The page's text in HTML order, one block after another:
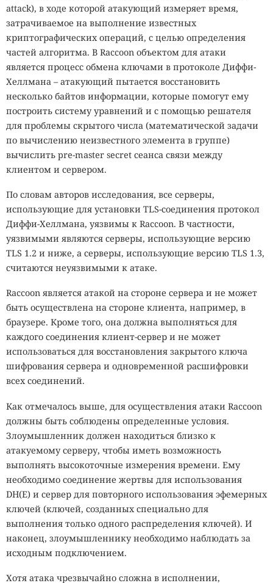
attack), в ходе которой атакующий измеряет время,
затрачиваемое на выполнение известных
криптографических операций, с целью определения
частей алгоритма. В Raccoon объектом для атаки
является процесс обмена ключами в протоколе Диффи-
Хеллмана – атакующий пытается восстановить
несколько байтов информации, которые помогут ему
построить систему уравнений и с помощью решателя
для проблемы скрытого числа (математической задачи
по вычислению неизвестного элемента в группе)
вычислить pre-master secret сеанса связи между
клиентом и сервером.
По словам авторов исследования, все серверы,
использующие для установки TLS-соединения протокол
Диффи-Хеллмана, уязвимы к Raccoon. В частности,
уязвимыми являются серверы, использующие версию
TLS 1.2 и ниже, а серверы, использующие версию TLS 1.3,
считаются неуязвимыми к атаке.
Raccoon является атакой на стороне сервера и не может
быть осуществлена на стороне клиента, например, в
браузере. Кроме того, она должна выполняться для
каждого соединения клиент-сервер и не может
использоваться для восстановления закрытого ключа
шифрования сервера и одновременной расшифровки
всех соединений.
Как отмечалось выше, для осуществления атаки Raccoon
должны быть соблюдены определенные условия.
Злоумышленник должен находиться близко к
атакуемому серверу, чтобы иметь возможность
выполнять высокоточные измерения времени. Ему
необходимо соединение жертвы для использования
DH(E) и сервер для повторного использования эфемерных
ключей (ключей, созданных специально для
выполнения только одного распределения ключей). И
наконец, злоумышленнику необходимо наблюдать за
исходным подключением.
Хотя атака чрезвычайно сложна в исполнении,